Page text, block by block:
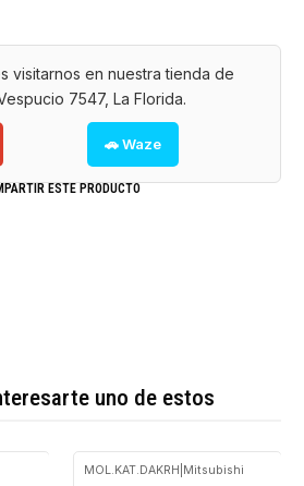
visitarnos en nuestra tienda de
7547, La Florida.
🚗 Waze
ESTE PRODUCTO
uno de estos
MOL.KAT.DAKRH Mitsubishi